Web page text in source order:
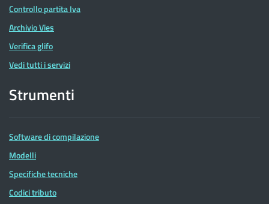
Controllo partita Iva
Archivio Vies
Verifica glifo
Vedi tutti i servizi
Strumenti
Software di compilazione
Modelli
Specifiche tecniche
Codici tributo